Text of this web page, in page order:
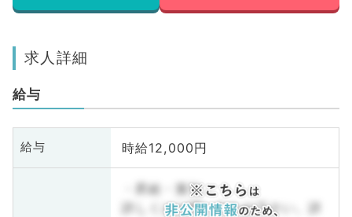
求人詳細
給与
給与 時給12,000円
・昇給・賞与
詳しくはお問い合わせ下さい。詳